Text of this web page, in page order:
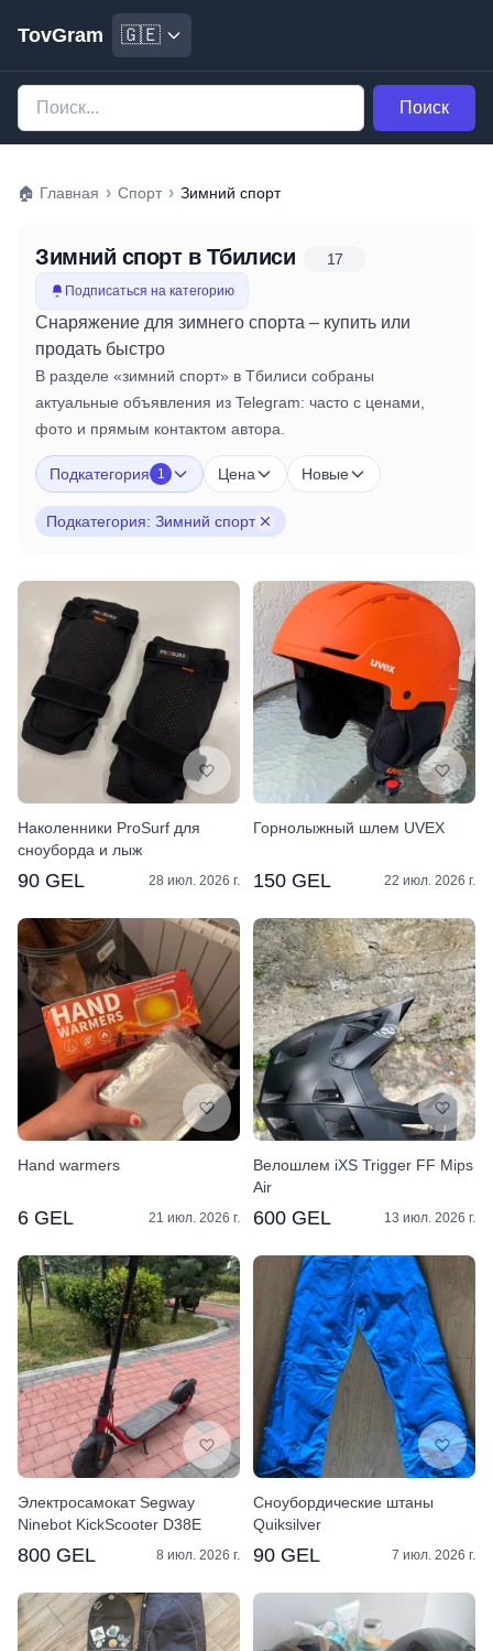
TovGram 🇬🇪
Поиск
🏠 Главная › Спорт › Зимний спорт
Зимний спорт в Тбилиси 17
Подписаться на категорию
Снаряжение для зимнего спорта – купить или
продать быстро
В разделе «зимний спорт» в Тбилиси собраны
актуальные объявления из Telegram: часто с ценами,
фото и прямым контактом автора.
Подкатегория 1 Цена Новые
Подкатегория: Зимний спорт
Наколенники ProSurf для
сноуборда и лыж
90 GEL 28 июл. 2026 г.
Горнолыжный шлем UVEX
150 GEL 22 июл. 2026 г.
Hand warmers
6 GEL 21 июл. 2026 г.
Велошлем iXS Trigger FF Mips
Air
600 GEL 13 июл. 2026 г.
Электросамокат Segway
Ninebot KickScooter D38E
800 GEL 8 июл. 2026 г.
Сноубордические штаны
Quiksilver
90 GEL 7 июл. 2026 г.